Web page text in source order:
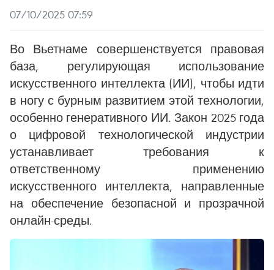
07/10/2025 07:59
Во Вьетнаме совершенствуется правовая
база, регулирующая использование
искусственного интеллекта (ИИ), чтобы идти
в ногу с бурным развитием этой технологии,
особенно генеративного ИИ. Закон 2025 года
о цифровой технологической индустрии
устанавливает требования к
ответственному применению
искусственного интеллекта, направленные
на обеспечение безопасной и прозрачной
онлайн-среды.